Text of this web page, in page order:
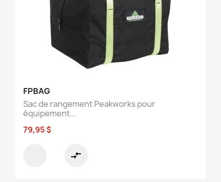
FPBAG
Sac de rangement Peakworks pour
équipement...
79,95 $
compare_arrows